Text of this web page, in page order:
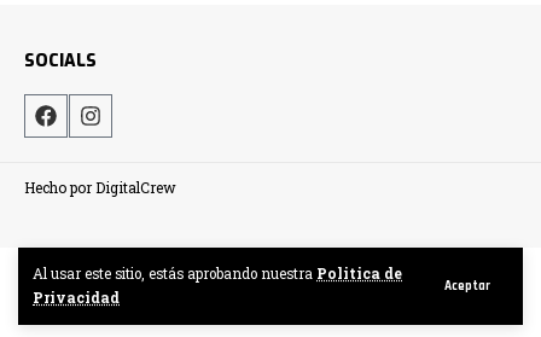
Al usar este sitio, estás aprobando nuestra Politica de
Privacidad
Aceptar
SOCIALS
Hecho por DigitalCrew